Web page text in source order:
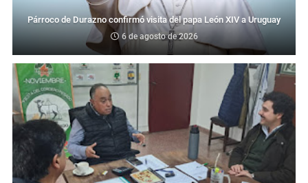
Párroco de Durazno confirmó visita del papa León XIV a Uruguay
6 de agosto de 2026